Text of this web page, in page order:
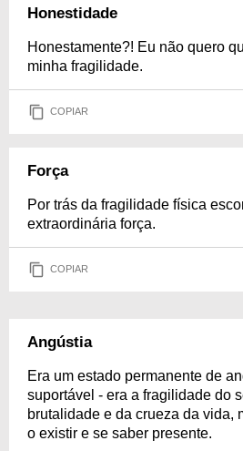
Honestidade
Honestamente?! Eu não quero
minha fragilidade.
COPIAR
Força
Por trás da fragilidade física
extraordinária força.
COPIAR
Angústia
Era um estado permanente de
suportável - era a fragilidade do
brutalidade e da crueza da vida,
o existir e se saber presente.